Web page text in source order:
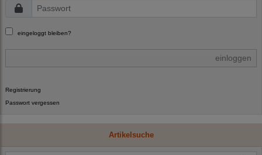
eingeloggt bleiben?
einloggen
Registrierung
Passwort vergessen
Artikelsuche